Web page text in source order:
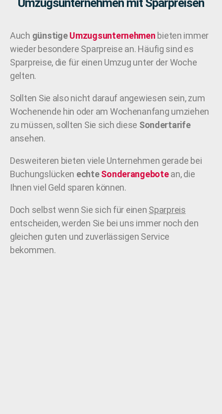
Umzugsunternehmen mit Sparpreisen
Auch günstigeUmzugsunternehmen bieten immer
wieder besondere Sparpreise an. Häufig sind es
Sparpreise, die für einen Umzug unter der Woche
gelten.
Sollten Sie also nicht darauf angewiesen sein, zum
Wochenende hin oder am Wochenanfang umziehen
zu müssen, sollten Sie sich diese Sondertarife
ansehen.
Desweiteren bieten viele Unternehmen gerade bei
Buchungslücken echteSonderangebotean, die
Ihnen viel Geld sparen können.
Doch selbst wenn Sie sich für einen Sparpreis
entscheiden, werden Sie bei uns immer noch den
gleichen guten und zuverlässigen Service
bekommen.